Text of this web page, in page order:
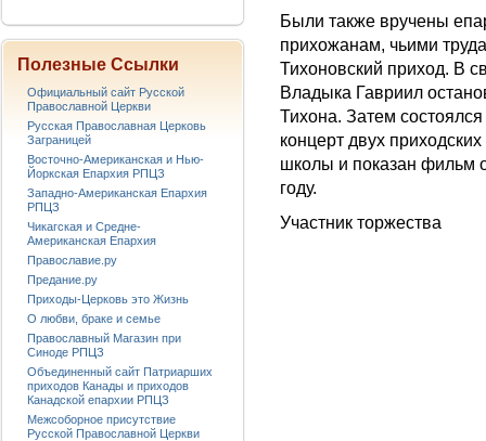
Были также вручены
прихожанам, чьими
Тихоновский приход. В
Владыка Гавриил
Тихона. Затем
концерт двух
школы и показан фильм
году.
Участник торжества
Полезные Ссылки
Официальный сайт Русской
Православной Церкви
Русская Православная Церковь
Заграницей
Восточно-Американская и Нью-
Йоркская Епархия РПЦЗ
Западно-Американская Епархия
РПЦЗ
Чикагская и Средне-
Американская Епархия
Православие.ру
Предание.ру
Приходы-Церковь это Жизнь
О любви, браке и семье
Православный Магазин при
Синоде РПЦЗ
Объединенный сайт Патриарших
приходов Канады и приходов
Канадской епархии РПЦЗ
Межсоборное присутствие
Русской Православной Церкви